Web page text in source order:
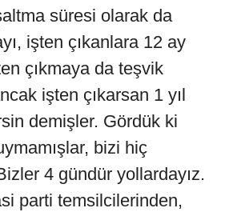
süresi olarak da
işten çıkanlara 12 ay
çıkmaya da teşvik
işten çıkarsan 1 yıl
demişler. Gördük ki
bizi hiç
4 gündür yollardayız.
parti temsilcilerinden,